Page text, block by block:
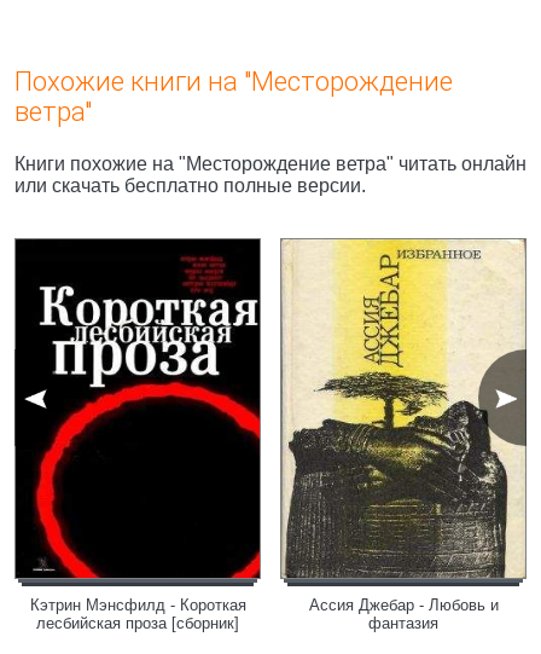
Похожие книги на "Месторождение
ветра"
Книги похожие на "Месторождение ветра" читать онлайн
или скачать бесплатно полные версии.
Кэтрин Мэнсфилд - Короткая
лесбийская проза [cборник]
Ассия Джебар - Любовь и
фантазия